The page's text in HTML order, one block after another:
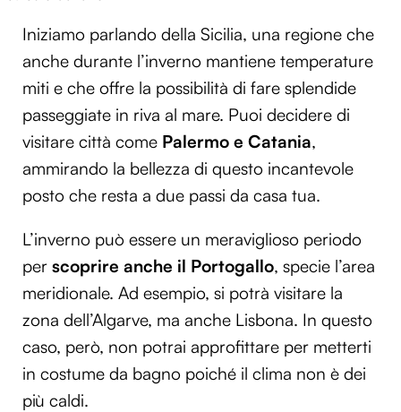
Iniziamo parlando della Sicilia, una regione che
anche durante l’inverno mantiene temperature
miti e che offre la possibilità di fare splendide
passeggiate in riva al mare. Puoi decidere di
visitare città come Palermo e Catania,
ammirando la bellezza di questo incantevole
posto che resta a due passi da casa tua.
L’inverno può essere un meraviglioso periodo
per scoprire anche il Portogallo, specie l’area
meridionale. Ad esempio, si potrà visitare la
zona dell’Algarve, ma anche Lisbona. In questo
caso, però, non potrai approfittare per metterti
in costume da bagno poiché il clima non è dei
più caldi.